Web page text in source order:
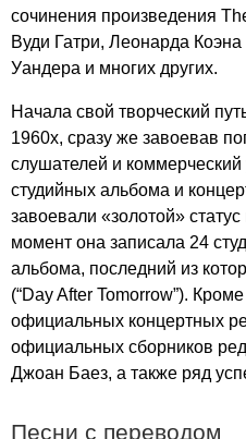
сочинения произведения
Вуди Гатри, Леонарда
Уандера и многих других.
Начала свой творческий
1960х, сразу же завоевав
слушателей и
студийных альбома и
завоевали «золотой»
момент она записала 24
альбома, последний из
(“DayAfter Tomorrow”).
официальных концертных
официальных сборников
Джоан Баез, а также ряд
Песни с переводом